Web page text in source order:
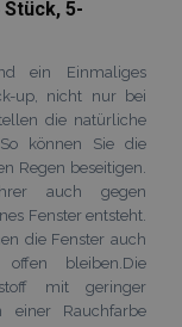
5-
ein Einmaliges
up, nicht nur bei
die natürliche
können Sie die
Regen beseitigen.
auch gegen
Fenster entsteht.
die Fenster auch
bleiben.Die
mit geringer
einer Rauchfarbe